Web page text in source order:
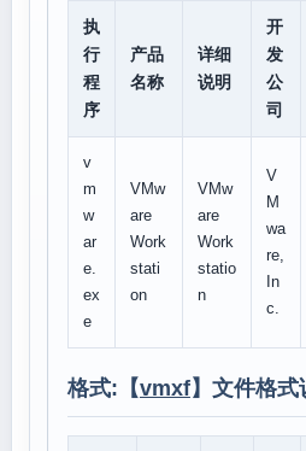
执
行
程
序
产品
名称
详细
说明
开
发
公
司
v
m
w
ar
e.
ex
e
VMw
are
Work
stati
on
VMw
are
Work
statio
n
V
M
wa
re,
In
c.
格式:【vmxf】文件格式